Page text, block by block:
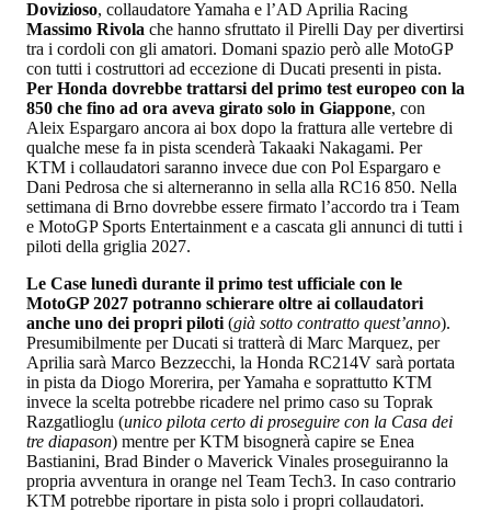
Dovizioso, collaudatore Yamaha e l’AD Aprilia Racing
Massimo Rivola che hanno sfruttato il Pirelli Day per divertirsi
tra i cordoli con gli amatori. Domani spazio però alle MotoGP
con tutti i costruttori ad eccezione di Ducati presenti in pista.
Per Honda dovrebbe trattarsi del primo test europeo con la
850 che fino ad ora aveva girato solo in Giappone, con
Aleix Espargaro ancora ai box dopo la frattura alle vertebre di
qualche mese fa in pista scenderà Takaaki Nakagami. Per
KTM i collaudatori saranno invece due con Pol Espargaro e
Dani Pedrosa che si alterneranno in sella alla RC16 850. Nella
settimana di Brno dovrebbe essere firmato l’accordo tra i Team
e MotoGP Sports Entertainment e a cascata gli annunci di tutti i
piloti della griglia 2027.
Le Case lunedì durante il primo test ufficiale con le
MotoGP 2027 potranno schierare oltre ai collaudatori
anche uno dei propri piloti (già sotto contratto quest’anno).
Presumibilmente per Ducati si tratterà di Marc Marquez, per
Aprilia sarà Marco Bezzecchi, la Honda RC214V sarà portata
in pista da Diogo Morerira, per Yamaha e soprattutto KTM
invece la scelta potrebbe ricadere nel primo caso su Toprak
Razgatlioglu (unico pilota certo di proseguire con la Casa dei
tre diapason) mentre per KTM bisognerà capire se Enea
Bastianini, Brad Binder o Maverick Vinales proseguiranno la
propria avventura in orange nel Team Tech3. In caso contrario
KTM potrebbe riportare in pista solo i propri collaudatori.